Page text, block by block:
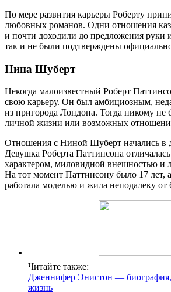
По мере развития карьеры Роберту
любовных романов. Одни отношения
и почти доходили до предложения руки
так и не были подтверждены
Нина Шуберт
Некогда малоизвестный Роберт
свою карьеру. Он был амбициозным,
из пригорода Лондона. Тогда никому не
личной жизни или возможных
Отношения с Ниной Шуберт начались в
Девушка Роберта Паттинсона
характером, миловидной внешностью и
На тот момент Паттинсону было 17 лет,
работала моделью и жила неподалеку от
Читайте также:
Дженнифер Энистон — биография,
жизнь